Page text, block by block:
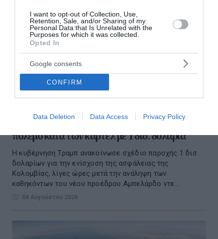
I want to opt-out of Collection, Use,
Retention, Sale, and/or Sharing of my
Personal Data that Is Unrelated with the
Purposes for which it was collected.
Opted In
Google consents
CONFIRM
Data Deletion Data Access Privacy Policy
ΗΠΑ: Ο Τραμπ στηρίζει τον νέο πρόεδρο στον
πόλεμο κατά των καρτέλ με 1 δισ. δολάρια
Η κυβέρνηση Τραμπ ανακοίνωσε σχέδιο παροχής 1 δισ.
δολαρίων για την ενίσχυση της ασφάλειας της
Κολομβίας, λίγες ώρες μετά την ανάληψη των
καθηκόντων του νέου προέδρου Αμπελάρδο ντε...
08 Αυγούστου 2026